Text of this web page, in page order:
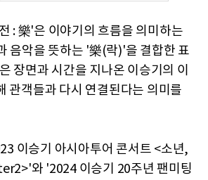
: 樂'은 이야기의 흐름을 의미하는
음악을 뜻하는 '樂(락)'을 결합한 표
장면과 시간을 지나온 이승기의 이
관객들과 다시 연결된다는 의미를
이승기 아시아투어 콘서트 <소년,
와 '2024 이승기 20주년 팬미팅